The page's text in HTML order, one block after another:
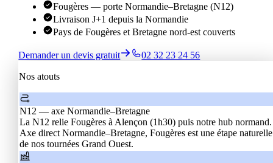
Fougères — porte Normandie–Bretagne (N12)
Livraison J+1 depuis la Normandie
Pays de Fougères et Bretagne nord-est couverts
Demander un devis gratuit 02 32 23 24 56
Nos atouts
N12 — axe Normandie–Bretagne
La N12 relie Fougères à Alençon (1h30) puis notre hub normand.
Axe direct Normandie–Bretagne, Fougères est une étape naturelle
de nos tournées Grand Ouest.